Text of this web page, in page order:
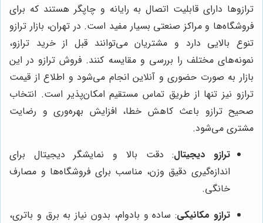
ترازوها دارای قابلیت اتصال به رایانه و چاپگر هستند که برای
فروشگاه‌ها و مراکز صنعتی بسیار مفید است. در تهران، بازار ترازو
تنوع بالایی دارد و مشتریان می‌توانند قبل از خرید ترازو،
نمونه‌های مختلف را بررسی و مقایسه کنند. فروش ترازو در این
بازار به صورت حضوری و آنلاین انجام می‌شود و اطلاع از قیمت
ترازو نیز تنها از طریق تماس مستقیم امکان‌پذیر است. انتخاب
صحیح ترازو باعث کاهش خطا، افزایش بهره‌وری و رضایت
مشتری می‌شود.
ترازو دیجیتال: دقت بالا و نمایشگر دیجیتال برای
اندازه‌گیری دقیق وزن، مناسب برای فروشگاه‌ها و مصارف
خانگی.
ترازو مکانیکی: ساده و بادوام، بدون نیاز به برق و باتری،